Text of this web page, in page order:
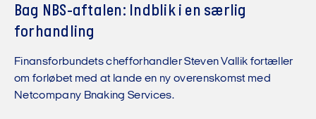
Bag NBS-aftalen: Indblik i en særlig
forhandling
Finansforbundets chefforhandler Steven Vallik fortæller
om forløbet med at lande en ny overenskomst med
Netcompany Bnaking Services.